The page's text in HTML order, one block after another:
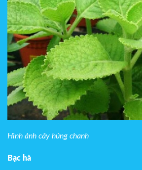
Hình ảnh cây húng chanh
Bạc hà